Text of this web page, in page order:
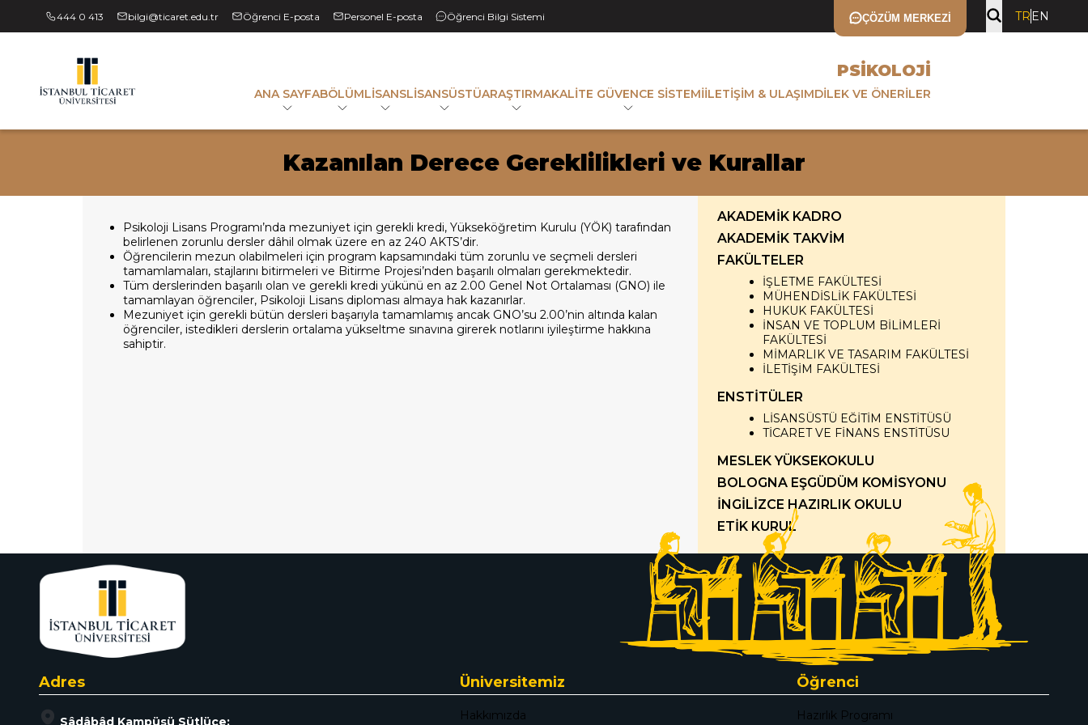
444 0 413 bilgi@ticaret.edu.tr Öğrenci E-posta Personel E-posta Öğrenci Bilgi Sistemi ÇÖZÜM MERKEZI TR EN
PSIKOLOJI
ANA SAYFABÖLÜMLISANSLISANSÜSTÜARAŞTIRMAKALITE GÜVENCE SISTEMIİLETIŞIM & ULAŞIMDILEK VE ÖNERILER
Kazanılan Derece Gereklilikleri ve Kurallar
Psikoloji Lisans Programı’nda mezuniyet için gerekli kredi, Yükseköğretim Kurulu (YÖK) tarafından
belirlenen zorunlu dersler dâhil olmak üzere en az 240 AKTS’dir.
Öğrencilerin mezun olabilmeleri için program kapsamındaki tüm zorunlu ve seçmeli dersleri
tamamlamaları, stajlarını bitirmeleri ve Bitirme Projesi’nden başarılı olmaları gerekmektedir.
Tüm derslerinden başarılı olan ve gerekli kredi yükünü en az 2.00 Genel Not Ortalaması (GNO) ile
tamamlayan öğrenciler, Psikoloji Lisans diploması almaya hak kazanırlar.
Mezuniyet için gerekli bütün dersleri başarıyla tamamlamış ancak GNO’su 2.00’nin altında kalan
öğrenciler, istedikleri derslerin ortalama yükseltme sınavına girerek notlarını iyileştirme hakkına
sahiptir.
AKADEMİK KADRO
AKADEMİK TAKVİM
FAKÜLTELER
İŞLETME FAKÜLTESİ
MÜHENDİSLİK FAKÜLTESİ
HUKUK FAKÜLTESİ
İNSAN VE TOPLUM BİLİMLERİ
FAKÜLTESİ
MİMARLIK VE TASARIM FAKÜLTESİ
İLETİŞİM FAKÜLTESİ
ENSTİTÜLER
LİSANSÜSTÜ EĞİTİM ENSTİTÜSÜ
TİCARET VE FİNANS ENSTİTÜSU
MESLEK YÜKSEKOKULU
BOLOGNA EŞGÜDÜM KOMİSYONU
İNGİLİZCE HAZIRLIK OKULU
ETİK KURUL
Adres
Sâdâbâd Kampüsü Sütlüce:
Üniversitemiz
Hakkımızda
Öğrenci
Hazırlık Programı